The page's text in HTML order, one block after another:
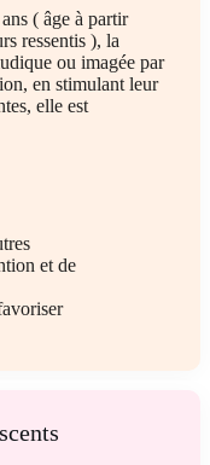
( âge à partir
ressentis ), la
ou imagée par
en stimulant leur
elle est
et de